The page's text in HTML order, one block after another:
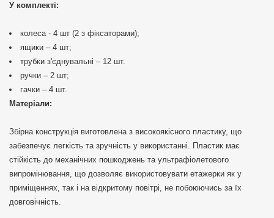
У комплекті:
колеса - 4 шт (2 з фіксаторами);
ящики – 4 шт;
трубки з'єднувальні – 12 шт.
ручки – 2 шт;
гачки – 4 шт.
Матеріали:
Збірна конструкція виготовлена з високоякісного пластику, що
забезпечує легкість та зручність у використанні. Пластик має
стійкість до механічних пошкоджень та ультрафіолетового
випромінювання, що дозволяє використовувати етажерки як у
приміщеннях, так і на відкритому повітрі, не побоюючись за їх
довговічність.